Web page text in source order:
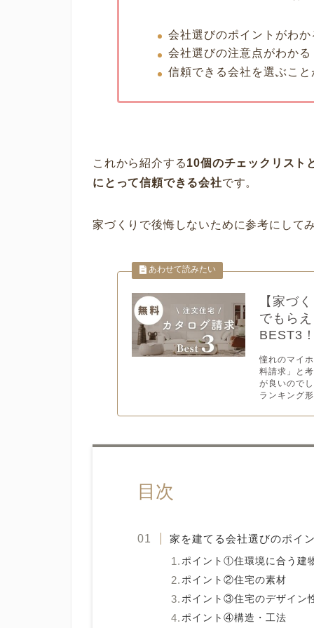
会社選びのポイントがわか
会社選びの注意点がわかる
信頼できる会社を選ぶこ
これから紹介する10個のチェックリスト
にとって信頼できる会社です。
家づくりで後悔しないために参考にして
【家づ
でもら
BEST3
憧れのマイ
料請求」と
が良いので
ランキング
目次
家を建てる会社選びのポイ
ポイント①住環境に合う建
ポイント②住宅の素材
ポイント③住宅のデザイン
ポイント④構造・工法